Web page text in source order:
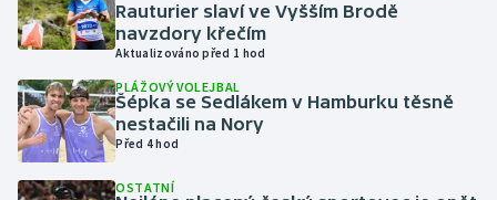
Jezdectví
Judo
Krasobruslení
Rauturier slaví ve Vyšším Brodě
navzdory křečím
Aktualizováno před 1 hod
PLÁŽOVÝ VOLEJBAL
Šépka se Sedlákem v Hamburku těsně
nestačili na Nory
Před 4 hod
OSTATNÍ